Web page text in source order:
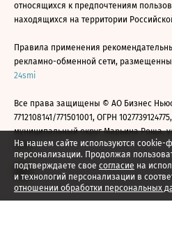
На нашем сайте используются cookie-
персонализации. Продолжая
подтверждаете свое согласие на
и технологий персонализации в
отношении обработки персональных
относящихся к предпочтениям
находящихся на территории
Правила применения
рекламно-обменной сети,
24smi
Все права защищены © АО Бизнес
7712108141/771501001, ОГРН
муниципальный округ Марьина Роща,
2026